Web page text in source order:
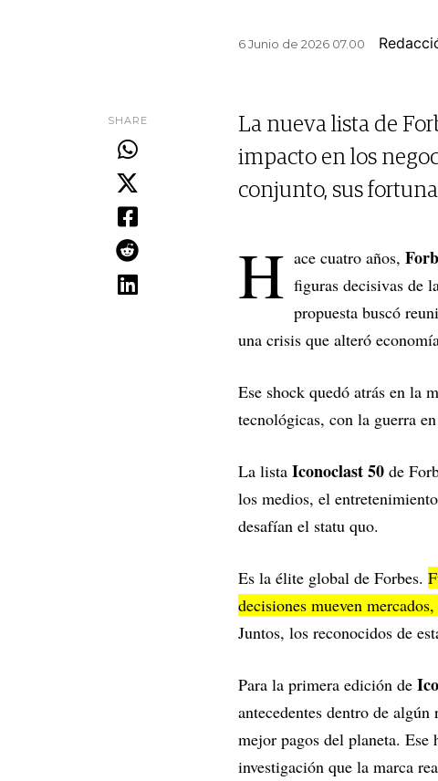
6 Junio de 2026 07.00
SHARE
La nueva lista de
impacto en los
conjunto, sus
H ace cuatro años,
figuras decisivas de
propuesta buscó
una crisis que alteró
Ese shock quedó atrás en la
tecnológicas, con la guerra en
La lista Iconoclast 50 de
los medios, el
desafían el statu quo.
Es la élite global de Forbes.
decisiones mueven
Juntos, los reconocidos de
Para la primera edición de
antecedentes dentro de algún
mejor pagos del planeta.
investigación que la marca